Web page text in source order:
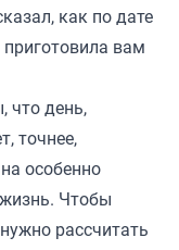
как по дате
вам
что день,
точнее,
особенно
Чтобы
рассчитать